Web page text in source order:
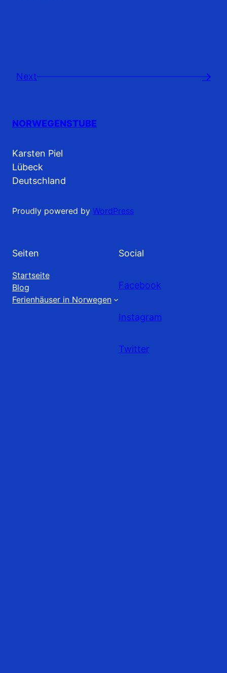
Next →
NORWEGENSTUBE
Karsten Piel
Lübeck
Deutschland
Proudly powered by WordPress
Seiten
Startseite
Blog
Ferienhäuser in Norwegen
Social
Facebook
Instagram
Twitter